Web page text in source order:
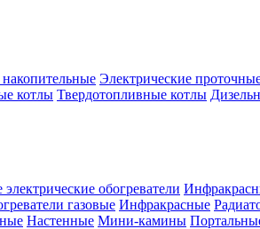
Электрические
котлы Твердотопливные котлы
обогреватели
газовые Инфракрасные
Настенные Мини-камины